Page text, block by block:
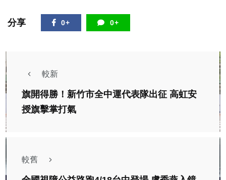
分享 0+ 0+
較新
旗開得勝！新竹市全中運代表隊出征 高虹安
授旗擊掌打氣
較舊